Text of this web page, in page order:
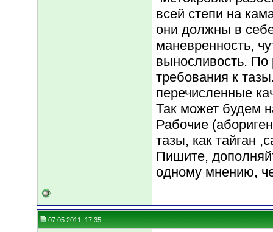
всей степи на
они должны в
маневренность,
выносливость. По
требования к
перечисленные
Так может будем
Рабочие
тазы, как тайган
Пишите,
одному мнению,
07.05.2011, 17:35